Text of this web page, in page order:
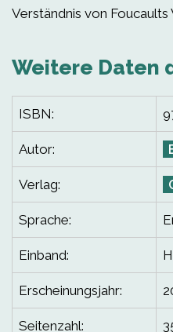
Verständnis von Foucaults
Weitere Daten
ISBN:
Autor:
Verlag:
Sprache:
Einband:
Erscheinungsjahr:
Seitenzahl: